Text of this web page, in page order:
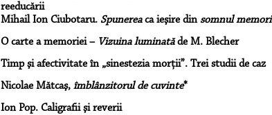
reeducării
Mihail Ion Ciubotaru. Spunereaca ieşire dinsomnul
O carte a memoriei – Vizuina luminatăde M. Blecher
Timp şi afectivitate în „sinestezia morţii”. Trei studii de caz
Nicolae Mătcaş, îmblânzitorul de cuvinte*
Ion Pop. Caligrafii şi reverii